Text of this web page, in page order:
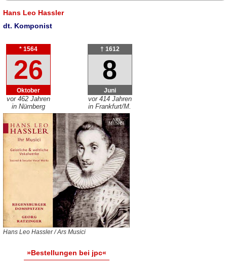
Hans Leo Hassler
dt. Komponist
* 1564
26
Oktober
vor 462 Jahren
in Nürnberg
† 1612
8
Juni
vor 414 Jahren
in Frankfurt/M.
Hans Leo Hassler / Ars Musici
»Bestellungen bei jpc«